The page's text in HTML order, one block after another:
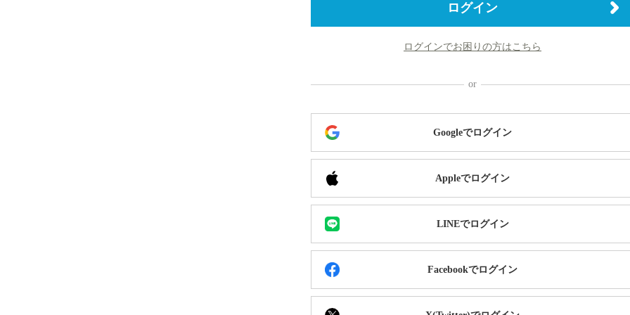
ログイン
ログインでお困りの方はこちら
Googleでログイン
Appleでログイン
LINEでログイン
Facebookでログイン